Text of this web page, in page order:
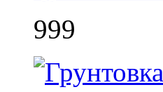
999